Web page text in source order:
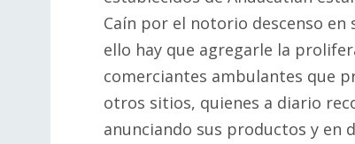
Caín por el notorio descenso en
ello hay que agregarle la
comerciantes ambulantes que
otros sitios, quienes a diario
anunciando sus productos y en